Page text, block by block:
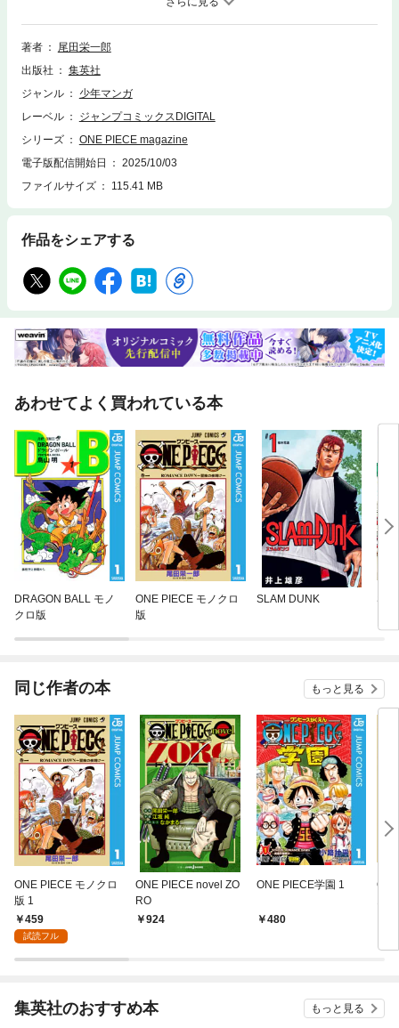
み、どうやってジャンプ作家になったのか赤裸々に語る13ページ！ ●ジ
ャンプとワンピの基礎知識 なんでジャンプの紙には色がついている？
編集部ってどういう仕組み？ 漫画のセリフの書体ってどう決めるの？et
を大公開！ ●描き下ろし漫画『実録！ アシスタントが見た尾田栄一
郎』 『あかね噺』の馬上鷹将が描く、知られざる尾田栄一郎のエピソー
載されたおまけ漫画を収録！
著者
尾田栄一郎
出版社
集英社
ジャンル
少年マンガ
レーベル
ジャンプコミックスDIGITAL
シリーズ
ONE PIECE magazine
電子版配信開始日
2025/10/03
ファイルサイズ
115.41 MB
作品をシェアする
あわせてよく買われている本
DRAGON BALL モノ
クロ版
ONE PIECE モノクロ
版
SLAM DUNK
同じ作者の本 もっと見る
ONE PIECE モノクロ
版 1
459
試読フル
ONE PIECE novel ZO
RO
924
ONE PIECE学園 1
480
集英社のおすすめ本 もっと見る